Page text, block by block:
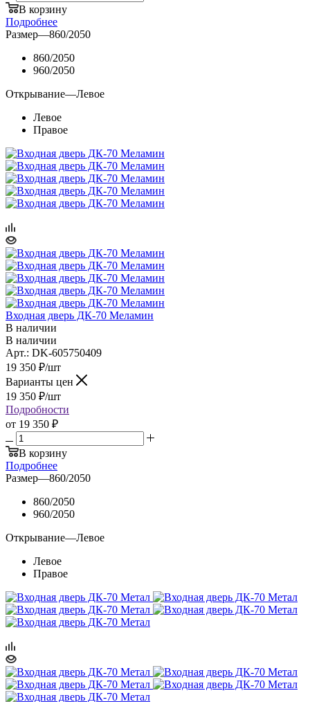
В корзину
Подробнее
Размер—860/2050
860/2050
960/2050
Открывание—Левое
Левое
Правое
Входная дверь ДК-70 Меламин
В наличии
В наличии
Арт.: DK-605750409
19 350 ₽/шт
Варианты цен
19 350 ₽/шт
Подробности
от 19 350 ₽
В корзину
Подробнее
Размер—860/2050
860/2050
960/2050
Открывание—Левое
Левое
Правое